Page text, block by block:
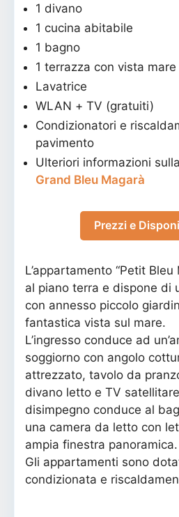
1 divano
1 cucina abitabile
1 bagno
1 terrazza con vista mare
Lavatrice
WLAN + TV (gratuiti)
Condizionatori e
pavimento
Ulteriori informazioni
Grand Bleu Magarà
Prezzi e
L’appartamento “Petit
al piano terra e dispone di
con annesso piccolo
fantastica vista sul mare.
L’ingresso conduce ad
soggiorno con angolo
attrezzato, tavolo da
divano letto e TV
disimpegno conduce al
una camera da letto con
ampia finestra panoramica.
Gli appartamenti sono
condizionata e